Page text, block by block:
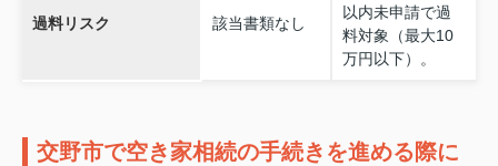
過料リスク 該当書類なし
以内未申請で過
料対象（最大10
万円以下）。
交野市で空き家相続の手続きを進める際に